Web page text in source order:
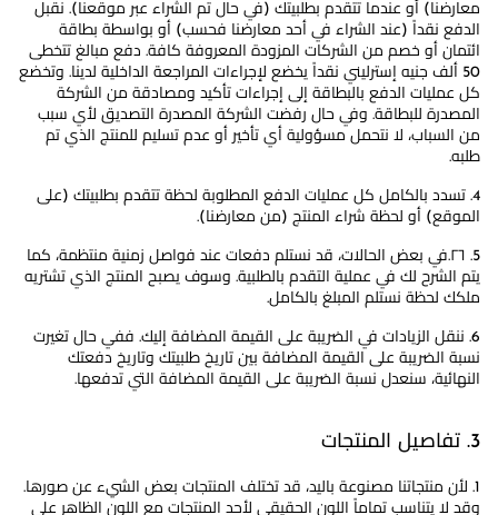
معارضنا) أو عندما تتقدم بطلبيتك (في حال تم الشراء عبر موقعنا). نقبل
الدفع نقداً (عند الشراء في أحد معارضنا فحسب) أو بواسطة بطاقة
ائتمان أو خصم من الشركات المزودة المعروفة كافة. دفع مبالغ تتخطى
50 ألف جنيه إسترليني نقداً يخضع لإجراءات المراجعة الداخلية لدينا. وتخضع
كل عمليات الدفع بالبطاقة إلى إجراءات تأكيد ومصادقة من الشركة
المصدرة للبطاقة. وفي حال رفضت الشركة المصدرة التصديق لأي سبب
من السباب، لا نتحمل مسؤولية أي تأخير أو عدم تسليم للمنتج الذي تم
طلبه.
4. تسدد بالكامل كل عمليات الدفع المطلوبة لحظة تتقدم بطلبيتك (على
الموقع) أو لحظة شراء المنتج (من معارضنا).
5. ٢٦.في بعض الحالات، قد نستلم دفعات عند فواصل زمنية منتظمة، كما
يتم الشرح لك في عملية التقدم بالطلبية. وسوف يصبح المنتج الذي تشتريه
ملكك لحظة نستلم المبلغ بالكامل.
6. ننقل الزيادات في الضريبة على القيمة المضافة إليك. ففي حال تغيرت
نسبة الضريبة على القيمة المضافة بين تاريخ طلبيتك وتاريخ دفعتك
النهائية، سنعدل نسبة الضريبة على القيمة المضافة التي تدفعها.
3. تفاصيل المنتجات
1. لأن منتجاتنا مصنوعة باليد، قد تختلف المنتجات بعض الشيء عن صورها.
وقد لا يتناسب تماماً اللون الحقيقي لأحد المنتجات مع اللون الظاهر على